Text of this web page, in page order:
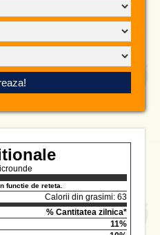
functie de reteta.
Calorii din grasimi: 63
% Cantitatea zilnica*
11%